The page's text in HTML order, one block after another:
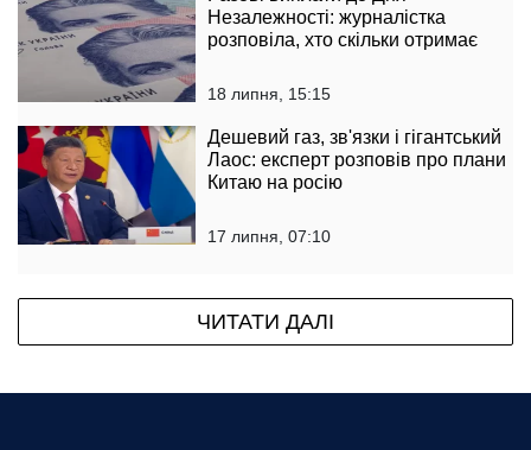
Незалежності: журналістка
розповіла, хто скільки отримає
18 липня, 15:15
Дешевий газ, зв'язки і гігантський
Лаос: експерт розповів про плани
Китаю на росію
17 липня, 07:10
ЧИТАТИ ДАЛІ